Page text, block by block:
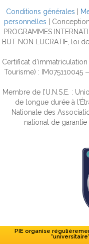
Conditions générales
personnelles |
PROGRAMMES
BUT NON LUCRATIF, loi
Certificat
Tourisme) : IM075110045
Membre de l’U.N.S.E. :
de longue durée à
Nationale des
national de
PIE organise